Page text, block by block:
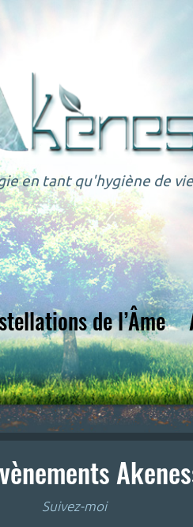
en tant qu'hygiène de vie
de l’Âme
Suivez-moi